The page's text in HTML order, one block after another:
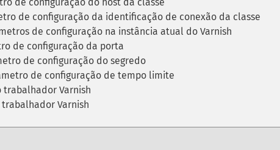
de configuração da identificação de conexão da classe
de configuração na instância atual do Varnish
de configuração da porta
de configuração do segredo
de configuração de tempo limite
Varnish
Varnish